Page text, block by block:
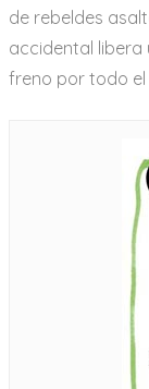
de rebeldes
accidental libera
freno por todo el